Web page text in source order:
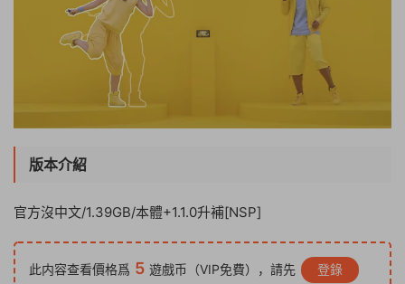
版本介紹
官方沒中文/1.39GB/本體+1.1.0升補[NSP]
此内容查看價格爲 5 遊戲币（VIP免費），請先 登錄